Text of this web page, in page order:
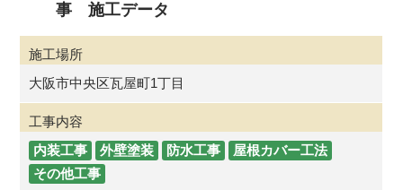
事 施工データ
施工場所
大阪市中央区瓦屋町1丁目
工事内容
内装工事
外壁塗装 防水工事
屋根カバー工法
その他工事